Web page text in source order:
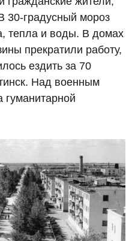
30-градусный мороз
тепла и воды. В домах
прекратили работу,
ездить за 70
Над военным
гуманитарной